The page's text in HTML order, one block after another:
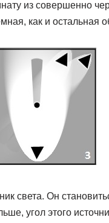
из совершенно
как и остальная
света. Он
угол этого